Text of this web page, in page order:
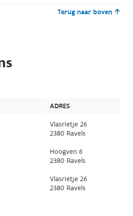
Terug naar boven
ADRES
Vlasrietje 26
2380 Ravels
Hoogven 6
2380 Ravels
Vlasrietje 26
2380 Ravels